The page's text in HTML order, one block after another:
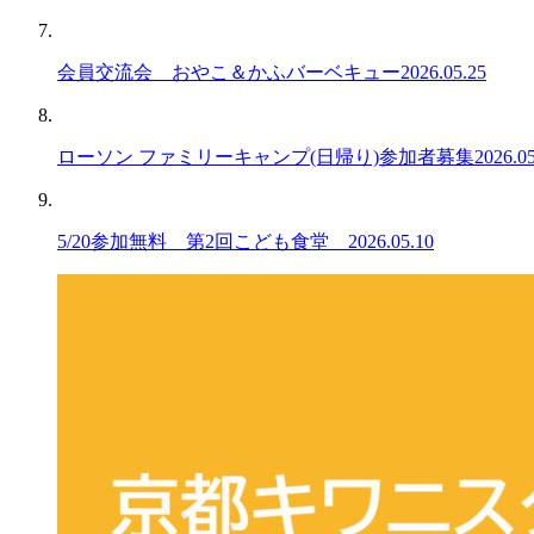
会員交流会 おやこ＆かふバーベキュー2026.05.25
ローソン ファミリーキャンプ(日帰り)参加者募集
5/20参加無料 第2回こども食堂 2026.05.10